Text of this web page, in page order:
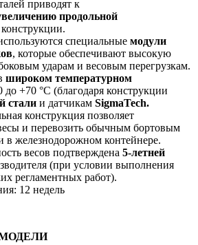
приводят к
продольной
специальные модули
, которые обеспечивают высокую
ударам и весовым перегрузкам.
широком температурном
до +70 °С (благодаря конструкции
стали и датчикам SigmaTech.
конструкция позволяет
и перевозить обычным бортовым
в железнодорожном контейнере.
весов подтверждена 5-летней
(при условии выполнения
регламентных работ).
12 недель